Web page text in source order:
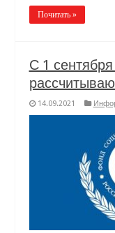
Почитать »
С 1
14.09.2021